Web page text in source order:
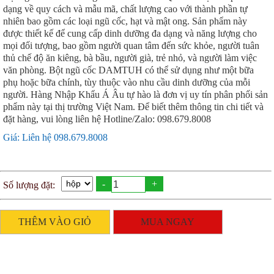
dạng về quy cách và mẫu mã, chất lượng cao với thành phần tự
nhiên bao gồm các loại ngũ cốc, hạt và mật ong. Sản phẩm này
được thiết kế để cung cấp dinh dưỡng đa dạng và năng lượng cho
mọi đối tượng, bao gồm người quan tâm đến sức khỏe, người tuân
thủ chế độ ăn kiêng, bà bầu, người già, trẻ nhỏ, và người làm việc
văn phòng. Bột ngũ cốc DAMTUH có thể sử dụng như một bữa
phụ hoặc bữa chính, tùy thuộc vào nhu cầu dinh dưỡng của mỗi
người. Hàng Nhập Khẩu Á Âu tự hào là đơn vị uy tín phân phối sản
phẩm này tại thị trường Việt Nam. Để biết thêm thông tin chi tiết và
đặt hàng, vui lòng liên hệ Hotline/Zalo: 098.679.8008
Giá: Liên hệ 098.679.8008
Số lượng đặt: - +
THÊM VÀO GIỎ MUA NGAY